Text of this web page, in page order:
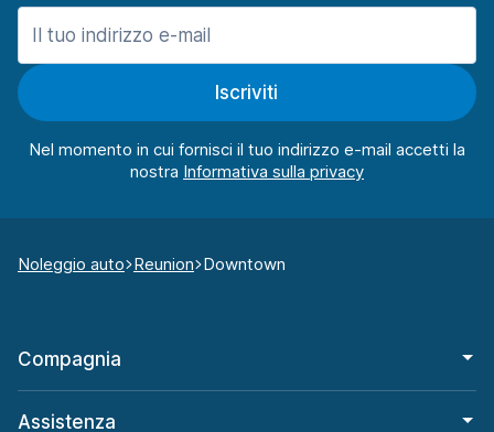
Iscriviti
Nel momento in cui fornisci il tuo indirizzo e-mail accetti la
nostra
Noleggio auto Reunion Downtown
Compagnia
Assistenza